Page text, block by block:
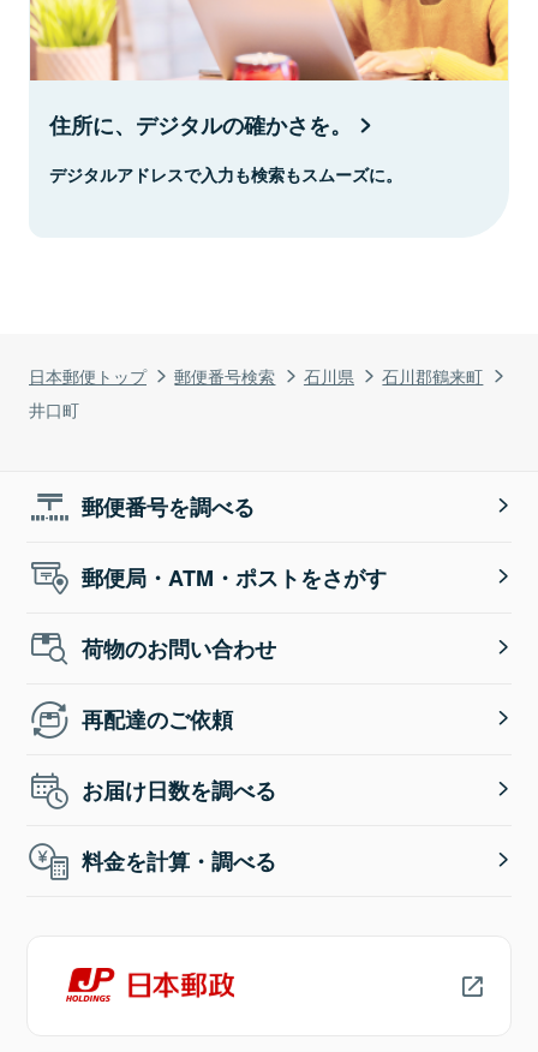
日本郵便トップ 郵便番号検索 石川県
石川郡鶴来町
井口町
住所に、デジタルの確かさを。
デジタルアドレスで入力も検索もスムーズに。
郵便番号を調べる
郵便局・ATM・ポストをさがす
荷物のお問い合わせ
再配達のご依頼
お届け日数を調べる
料金を計算・調べる